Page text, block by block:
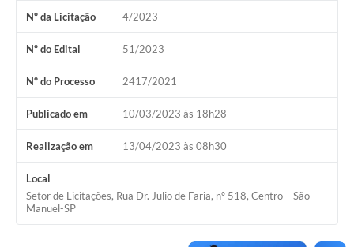
Nº da Licitação 4/2023
Nº do Edital 51/2023
Nº do Processo 2417/2021
Publicado em 10/03/2023 às 18h28
Realização em 13/04/2023 às 08h30
Local
Setor de Licitações, Rua Dr. Julio de Faria, nº 518, Centro – São
Manuel-SP